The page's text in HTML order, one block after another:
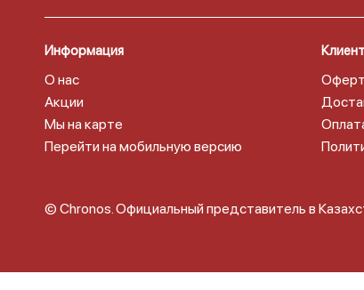
Информация
О нас
Акции
Мы на карте
Перейти на мобильную версию
© Chronos. Официальный представитель в